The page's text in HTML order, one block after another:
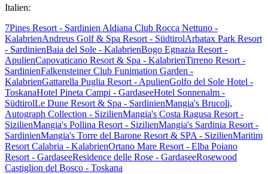
Italien:
7Pines Resort - SardinienAldiana Club Rocca Nettuno -
KalabrienAndreus Golf & Spa Resort - SüdtirolArbatax Park Resort
- SardinienBaia del Sole - KalabrienBogo Egnazia Resort -
ApulienCapovaticano Resort & Spa - KalabrienTirreno Resort -
SardinienFalkensteiner Club Funimation Garden -
KalabrienGattarella Puglia Resort - ApulienGolfo del Sole Hotel -
ToskanaHotel Pineta Campi - GardaseeHotel Sonnenalm -
SüdtirolLe Dune Resort & Spa - SardinienMangia's Brucoli,
Autograph Collection - SizilienMangia's Costa Ragusa Resort -
SizilienMangia's Pollina Resort - SizilienMangia's Sardinia Resort -
SardinienMangia's Torre del Barone Resort & SPA - SizilienMaritim
Resort Calabria - KalabrienOrtano Mare Resort - Elba Poiano
Resort - GardaseeResidence delle Rose - GardaseeRosewood
Castiglion del Bosco - Toskana